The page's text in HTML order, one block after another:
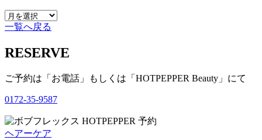
一覧へ戻る
RESERVE
ご予約は「お電話」もしくは「HOTPEPPER Beauty」にて
0172-35-9587
ヘアーケア